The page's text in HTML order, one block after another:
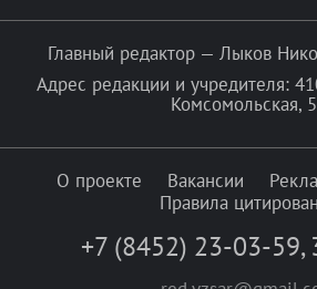
Главный редактор — Лыков
Адрес редакции и учредителя:
Комсомольская,
О проекте Вакансии
Правила
+7 (8452) 23-03-59,